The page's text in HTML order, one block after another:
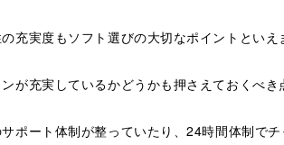
充実度もソフト選びの大切なポイントといえ
が充実しているかどうかも押さえておくべき
サポート体制が整っていたり、24時間体制で